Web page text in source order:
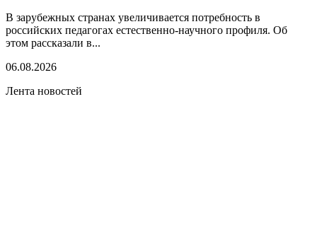
В зарубежных странах увеличивается потребность в
российских педагогах естественно-научного профиля. Об
этом рассказали в...
06.08.2026
Лента новостей